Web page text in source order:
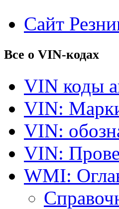
Сайт
Все о VIN-кодах
VIN коды
VIN:
VIN:
VIN:
WMI: